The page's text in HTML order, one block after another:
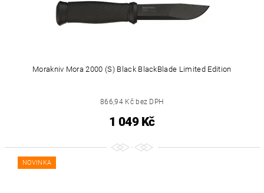
Morakniv Mora 2000 (S) Black BlackBlade Limited Edition
866,94 Kč bez DPH
1 049 Kč
NOVINKA